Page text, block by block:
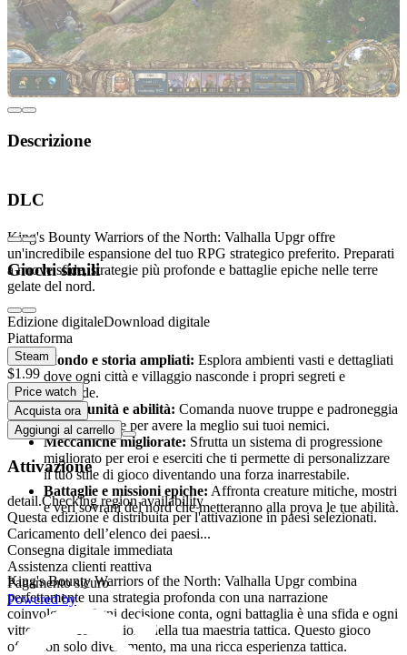
Descrizione
the North: Valhalla Upgr
King's Bounty Warriors of the North: Valhalla Upgr offre
un'incredibile espansione del tuo RPG strategico preferito. Preparati
a nuove sfide, strategie più profonde e battaglie epiche nelle terre
gelate del nord.
Cosa ti aspetta?
Mondo e storia ampliati: Esplora ambienti vasti e dettagliati
dove ogni città e villaggio nasconde i propri segreti e
leggende.
Nuove unità e abilità: Comanda nuove truppe e padroneggia
tattiche uniche per avere la meglio sui tuoi nemici.
Meccaniche migliorate: Sfrutta un sistema di progressione
migliorato per eroi e eserciti che ti permette di personalizzare
il tuo stile di gioco diventando una forza inarrestabile.
Battaglie e missioni epiche: Affronta creature mitiche, mostri
e veri sovrani del nord che metteranno alla prova le tue abilità.
Perché amerai questo gioco
King's Bounty Warriors of the North: Valhalla Upgr combina
perfettamente una strategia profonda con una narrazione
coinvolgente. Ogni decisione conta, ogni battaglia è una sfida e ogni
vittoria una celebrazione della tua maestria tattica. Questo gioco
offre non solo divertimento, ma una ricca esperienza tattica.
DLC
Giochi simili
Edizione digitaleDownload digitale
Piattaforma
Steam
$1.99
Price watch
Acquista ora
Aggiungi al carrello
Attivazione
detail.Checking region availability
Questa edizione è distribuita per l'attivazione in paesi selezionati.
Caricamento dell’elenco dei paesi...
Consegna digitale immediata
Assistenza clienti reattiva
Pagamento sicuro
Powered by